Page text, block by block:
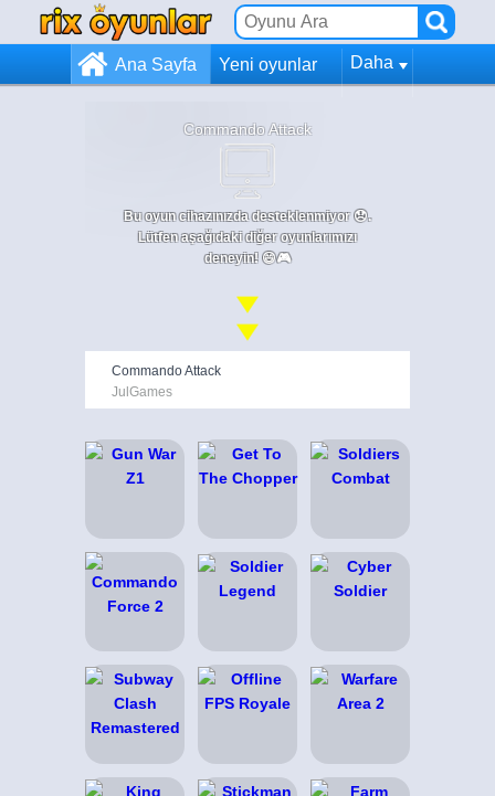
Ana Sayfa Yeni oyunlar Daha
Commando Attack
Bu oyun cihazınızda desteklenmiyor 😞.
Lütfen aşağıdaki diğer oyunlarımızı
deneyin! 😄🎮
Commando Attack
JulGames